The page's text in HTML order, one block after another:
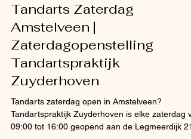
bereikbaarheid en route Tandartsprak
Tandarts Zaterdag
Amstelveen |
Zaterdagopenstelling
Tandartspraktijk
Zuyderhoven
Tandarts zaterdag open in Amstelveen?
Tandartspraktijk Zuyderhoven is elke zaterdag
09:00 tot 16:00 geopend aan de Legmeerdijk